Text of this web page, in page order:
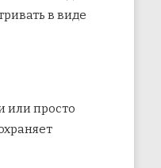
в виде
или просто